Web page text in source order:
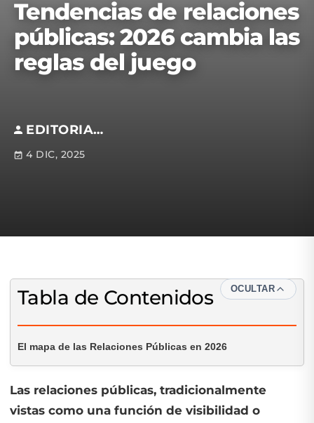
Tendencias de relaciones
públicas: 2026 cambia las
reglas del juego
EDITORIAL S.M
4 DIC, 2025
Tabla de Contenidos OCULTAR
El mapa de las Relaciones Públicas en 2026
Las relaciones públicas, tradicionalmente
vistas como una función de visibilidad o